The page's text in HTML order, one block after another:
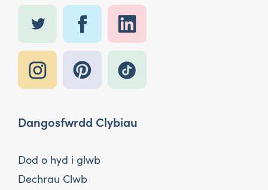
Dangosfwrdd Clybiau
Dod o hyd i glwb
Dechrau Clwb